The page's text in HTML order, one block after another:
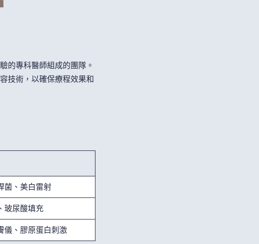
的專科醫師組成的團隊。
技術，以確保療程效果和
菌、美白雷射
玻尿酸填充
儀、膠原蛋白刺激